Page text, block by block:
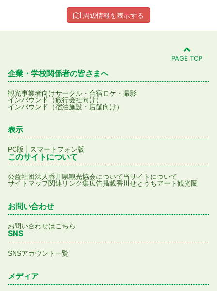
周辺情報を表示する
PAGE TOP
企業・学校関係者の皆さまへ
観光事業者向けサークル・合宿ロケ・撮影
インバウンド（旅行会社向け）
インバウンド（宿泊施設・店舗向け）
表示
PC版 スマートフォン版
このサイトについて
公益社団法人香川県観光協会について当サイトについて
サイトマップ関連リンク集広告掲載香川せとうちアート観光圏
お問い合わせ
お問い合わせはこちら
SNS
SNSアカウント一覧
メディア